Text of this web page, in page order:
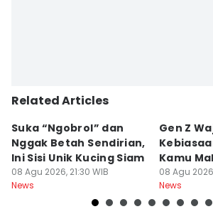
Related Articles
Suka “Ngobrol” dan
Nggak Betah Sendirian,
Ini Sisi Unik Kucing Siam
08 Agu 2026, 21:30 WIB
News
Gen Z
Kamu
08 Agu
News